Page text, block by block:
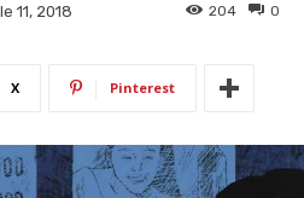
11, 2018 0
204
X Pinterest